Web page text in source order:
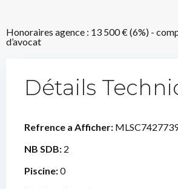
Honoraires agence : 13 500 € (6%) -
d’avocat
Détails
Refrence a Afficher:
NB SDB: 2
Piscine:0